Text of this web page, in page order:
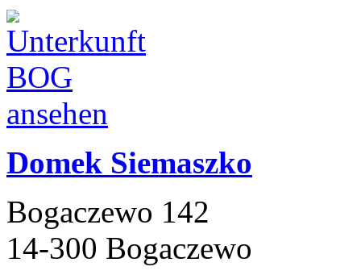
Domek Siemaszko
Bogaczewo 142
14-300 Bogaczewo